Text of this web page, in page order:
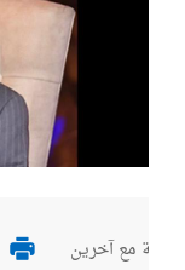
مع آخرين